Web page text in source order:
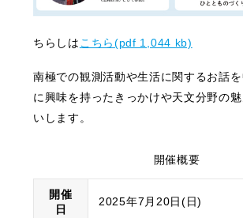
ちらしはこちら(pdf 1,044 kb)
南極での観測活動や生活に関するお話
に興味を持ったきっかけや天文分野の
いします。
開催概要
開催
日
2025年7月20日(日)